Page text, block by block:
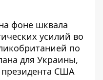
фоне шквала
усилий во
по
для Украины,
США